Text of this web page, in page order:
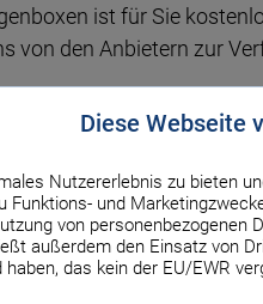
Diese Webseite
Nutzererlebnis zu bieten
Funktions- und
von personenbezogenen
außerdem den Einsatz von
haben, das kein der EU/EWR
ist für Sie
von den Anbietern zur
Wir
geändert werden
Gewähr.
des Zinssatzes.